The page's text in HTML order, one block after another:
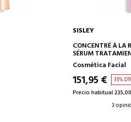
SISLEY
CONCENTRÉ À LA
SÉRUM
Cosmética Facial
151,95 € 35%
Precio habitual
3